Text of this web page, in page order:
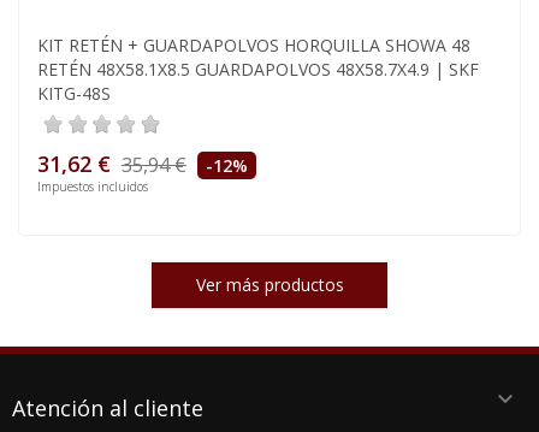
KIT RETÉN + GUARDAPOLVOS HORQUILLA SHOWA 48
RETÉN 48X58.1X8.5 GUARDAPOLVOS 48X58.7X4.9 | SKF
KITG-48S
31,62 € 35,94 € -12%
Impuestos incluidos
Ver más productos
Atención al cliente keyboard_arrow_down